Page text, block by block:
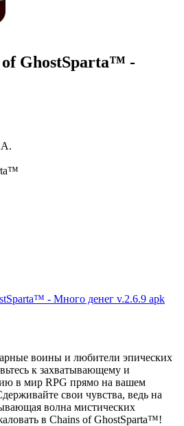
of GhostSparta™ -
- Много денег v.2.6.9 apk
воины и любители эпических
к захватывающему и
в мир RPG прямо на вашем
свои чувства, ведь на
волна мистических
в Chains of GhostSparta™!